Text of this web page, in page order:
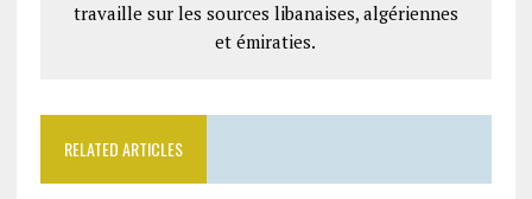
travaille sur les sources libanaises, algériennes
et émiraties.
RELATED ARTICLES